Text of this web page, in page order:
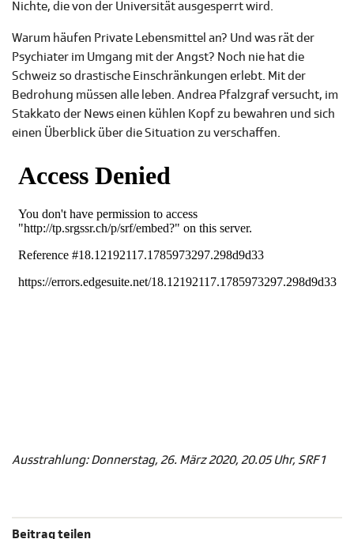
Nichte, die von der Universität ausgesperrt wird.
Warum häufen Private Lebensmittel an? Und was rät der
Psychiater im Umgang mit der Angst? Noch nie hat die
Schweiz so drastische Einschränkungen erlebt. Mit der
Bedrohung müssen alle leben. Andrea Pfalzgraf versucht, im
Stakkato der News einen kühlen Kopf zu bewahren und sich
einen Überblick über die Situation zu verschaffen.
Ausstrahlung: Donnerstag, 26. März 2020, 20.05 Uhr, SRF 1
Beitrag teilen